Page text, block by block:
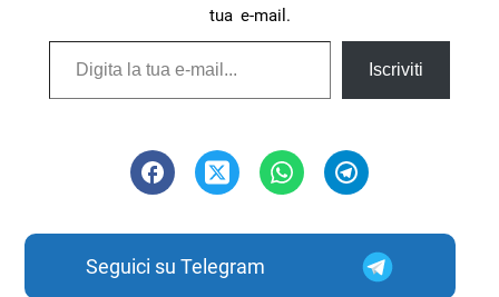
tua e-mail.
Digita la tua e-mail...
Iscriviti
Seguici su Telegram